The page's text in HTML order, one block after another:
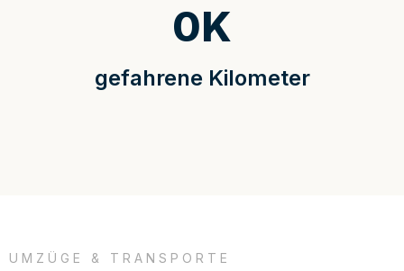
gefahrene Kilometer
0K
UMZÜGE & TRANSPORTE